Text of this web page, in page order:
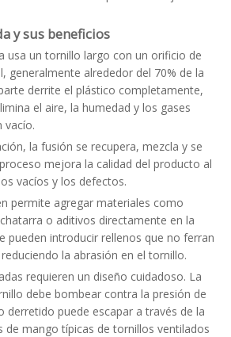
y sus beneficios
usa un tornillo largo con un orificio de
generalmente alrededor del 70% de la
derrite el plástico completamente,
el aire, la humedad y los gases
vacío.
la fusión se recupera, mezcla y se
mejora la calidad del producto al
vacíos y los defectos.
permite agregar materiales como
o aditivos directamente en la
pueden introducir rellenos que no ferran
la abrasión en el tornillo.
requieren un diseño cuidadoso. La
debe bombear contra la presión de
derretido puede escapar a través de la
de mango típicas de tornillos ventilados